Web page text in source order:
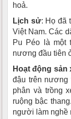
hoả.
Lịch sử: Họ đã
Việt Nam. Các
Pu Péo là một
nương đầu tiên
Hoạt động sản
đậu trên nương
phân và trồng
ruộng bậc
người làm nghề